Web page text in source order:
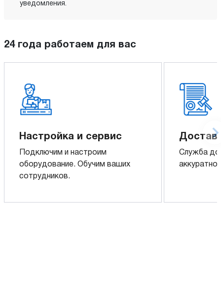
уведомления.
24 года работаем для вас
Настройка и сервис
Подключим и настроим
оборудование. Обучим ваших
сотрудников.
Служба
аккуратно